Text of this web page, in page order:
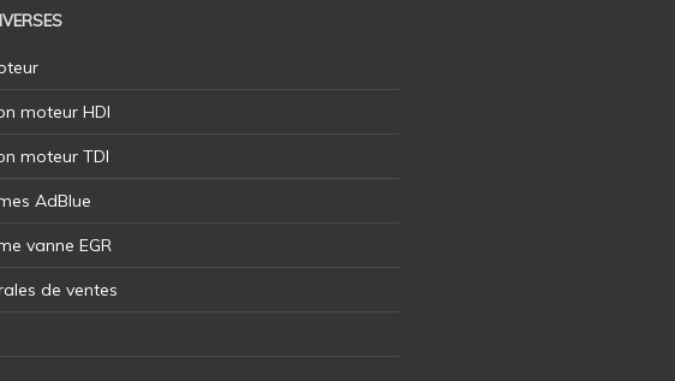
moteur HDI
moteur TDI
AdBlue
vanne EGR
de ventes